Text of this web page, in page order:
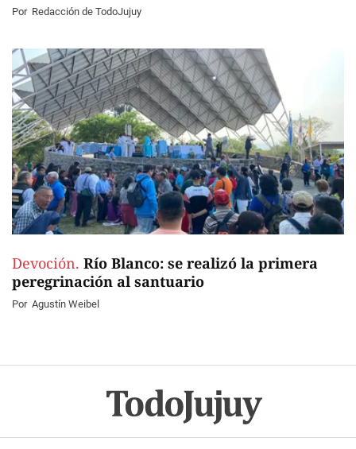
Por Redacción de TodoJujuy
Devoción. Río Blanco: se realizó la primera
peregrinación al santuario
Por Agustín Weibel